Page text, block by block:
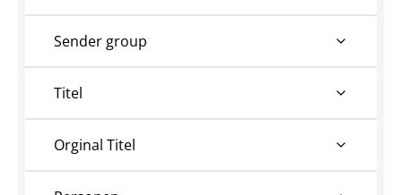
Sender group
Titel
Orginal Titel